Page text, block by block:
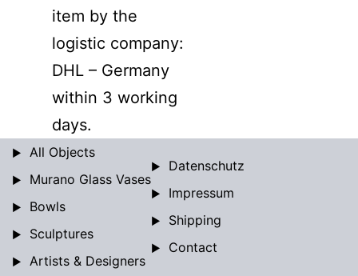
item by the
logistic company:
DHL – Germany
within 3 working
days.
All Objects
Murano Glass Vases
Bowls
Sculptures
Artists & Designers
Datenschutz
Impressum
Shipping
Contact